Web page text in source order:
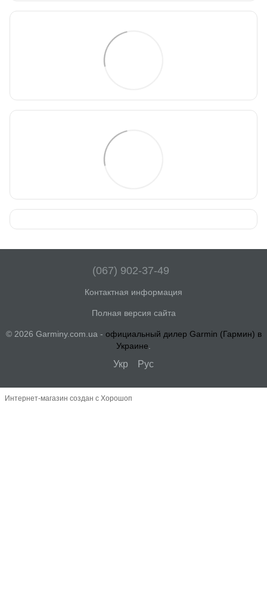
(067) 902-37-49
Контактная информация
Полная версия сайта
© 2026 Garminy.com.ua - официальный дилер Garmin (Гармин) в
Украине
Укр Рус
Интернет-магазин создан с Хорошоп